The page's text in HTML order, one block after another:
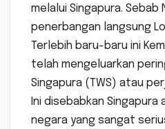
melalui Singapura. Sebab
penerbangan langsung
Terlebih baru-baru ini
telah mengeluarkan
Singapura (TWS) atau
Ini disebabkan Singapura
negara yang sangat